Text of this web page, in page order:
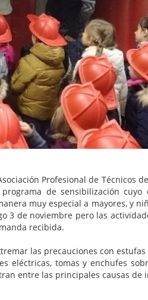
Profesional de Técnicos
de sensibilización cuyo
muy especial a mayores, y
3 de noviembre pero las
recibida.
las precauciones con estufas
eléctricas, tomas y enchufes
entre las principales causas de